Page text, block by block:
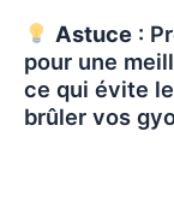
Astuce:
pour une
ce qui évite
brûler vos